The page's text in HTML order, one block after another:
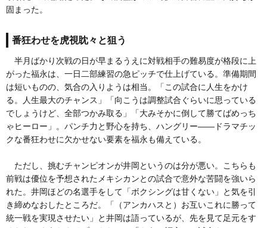
固まった。
番狂わせを虎視眈々と狙う
半月ばかり次戦の日が早まるうえに対戦相手の難易度が格段に上
がった福永は、一日二部練習の急ピッチで仕上げている。準備期間
は短いものの、気合の入りようは相当。「この試合に人生をかけ
る。人生最大のチャンス」「向こうは調整試合ぐらいに思っている
でしょうけど、全部つかみ取る」「大みそかに倒して勝てばめっち
ゃヒーロー」。パンチ力と野心を持ち、ハングリー――ドラマチッ
クな番狂わせに欠かせない要素を福永も備えている。
ただし、挑むチャンピオンが井岡というのは分が悪い。こちらも
前戦は優位を予想されたメキシカンとの試合で意外な苦闘を強いら
れた。井岡ほどの名選手をして「ボクシングは甘くない」と気を引
き締めなおしたところだ。「（アンカハスと）お互いこれに勝って
統一戦を実現させたい」と井岡は語っているが、先を見て足元をす